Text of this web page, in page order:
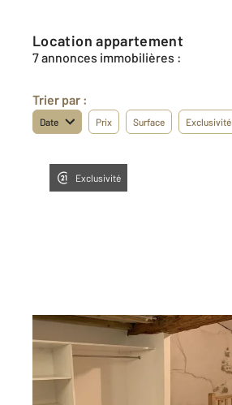
Location appartement
7 annonces immobilières :
Trier par :
Date Prix Surface Exclusivité
Exclusivité
LIMOUX 11
38,97 m 2, 2 pièces
Ref : 5352
Appartement F2 à louer